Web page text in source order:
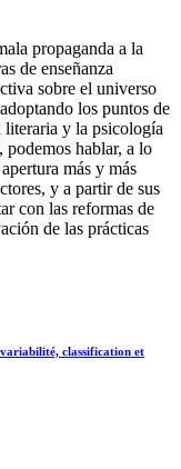
propaganda a la
de enseñanza
sobre el universo
los puntos de
literaria y la psicología
podemos hablar, a lo
más y más
y a partir de sus
con las reformas de
de las prácticas
classification et